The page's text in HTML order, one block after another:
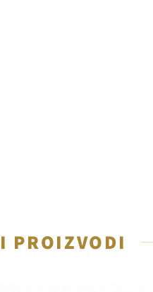
PROIZVODI